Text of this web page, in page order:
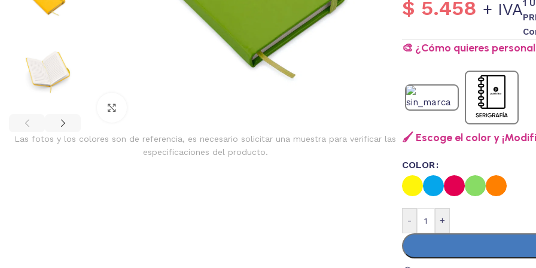
Las fotos y los colores son de referencia, es necesario solicitar una muestra para verificar las
especificaciones del producto.
$ 5.458 + IVA1
🎨 ¿Cómo quieres
🖌️ Escoge el color y
COLOR
- +